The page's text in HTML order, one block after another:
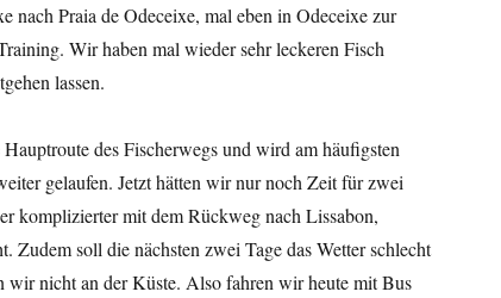
nach Praia de Odeceixe, mal eben in Odeceixe zur
Wir haben mal wieder sehr leckeren Fisch
lassen.
des Fischerwegs und wird am häufigsten
gelaufen. Jetzt hätten wir nur noch Zeit für zwei
komplizierter mit dem Rückweg nach Lissabon,
Zudem soll die nächsten zwei Tage das Wetter schlecht
nicht an der Küste. Also fahren wir heute mit Bus